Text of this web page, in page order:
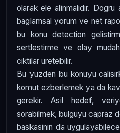
olarak ele alinmalidir.
baglamsal yorum ve net
bu konu detection
sertlestirme ve olay
ciktilar uretebilir.
Bu yuzden bu konuyu
komut ezberlemek ya da
gerekir. Asil hedef,
sorabilmek, bulguyu capraz
baskasinin da